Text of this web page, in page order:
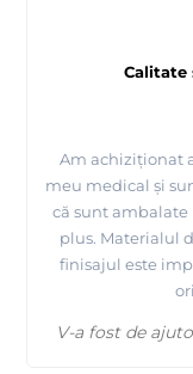
Calitate
Am achiziționat
meu medical și
că sunt
plus. Materialul
finisajul este
V-a fost de